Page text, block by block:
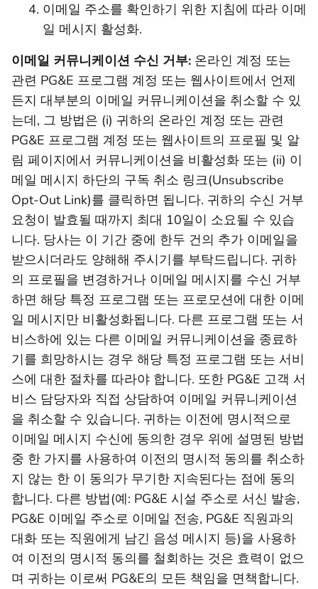
이메일 주소를 확인하기 위한 지침에 따라 이메
일 메시지 활성화.
이메일 커뮤니케이션 수신 거부: 온라인 계정 또는
관련 PG&E 프로그램 계정 또는 웹사이트에서 언제
든지 대부분의 이메일 커뮤니케이션을 취소할 수 있
는데, 그 방법은 (i) 귀하의 온라인 계정 또는 관련
PG&E 프로그램 계정 또는 웹사이트의 프로필 및 알
림 페이지에서 커뮤니케이션을 비활성화 또는 (ii) 이
메일 메시지 하단의 구독 취소 링크(Unsubscribe
Opt-Out Link)를 클릭하면 됩니다. 귀하의 수신 거부
요청이 발효될 때까지 최대 10일이 소요될 수 있습
니다. 당사는 이 기간 중에 한두 건의 추가 이메일을
받으시더라도 양해해 주시기를 부탁드립니다. 귀하
의 프로필을 변경하거나 이메일 메시지를 수신 거부
하면 해당 특정 프로그램 또는 프로모션에 대한 이메
일 메시지만 비활성화됩니다. 다른 프로그램 또는 서
비스하에 있는 다른 이메일 커뮤니케이션을 종료하
기를 희망하시는 경우 해당 특정 프로그램 또는 서비
스에 대한 절차를 따라야 합니다. 또한 PG&E 고객 서
비스 담당자와 직접 상담하여 이메일 커뮤니케이션
을 취소할 수 있습니다. 귀하는 이전에 명시적으로
이메일 메시지 수신에 동의한 경우 위에 설명된 방법
중 한 가지를 사용하여 이전의 명시적 동의를 취소하
지 않는 한 이 동의가 무기한 지속된다는 점에 동의
합니다. 다른 방법(예: PG&E 시설 주소로 서신 발송,
PG&E 이메일 주소로 이메일 전송, PG&E 직원과의
대화 또는 직원에게 남긴 음성 메시지 등)을 사용하
여 이전의 명시적 동의를 철회하는 것은 효력이 없으
며 귀하는 이로써 PG&E의 모든 책임을 면책합니다.